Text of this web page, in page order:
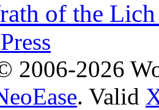
of the
2006-2026
. Valid